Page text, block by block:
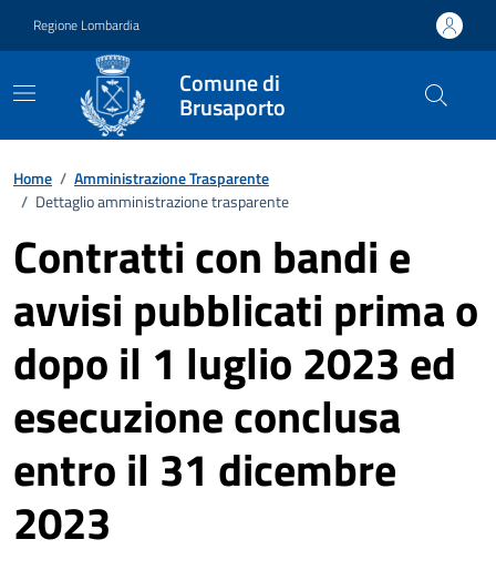
Regione Lombardia
Comune di
Brusaporto
Home / Amministrazione Trasparente
/ Dettaglio amministrazione trasparente
Contratti con bandi e
avvisi pubblicati prima o
dopo il 1 luglio 2023 ed
esecuzione conclusa
entro il 31 dicembre
2023